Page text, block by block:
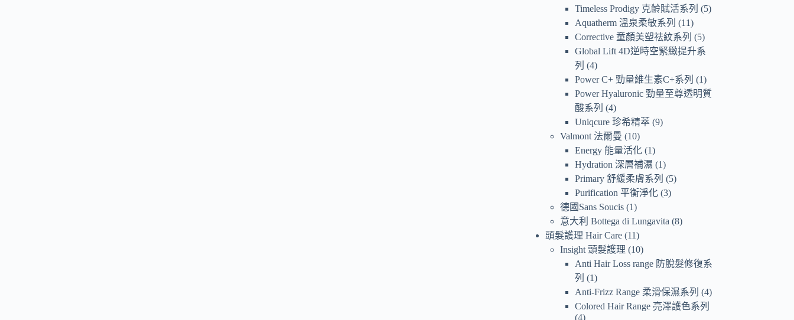
Timeless Prodigy 克齡賦活系列
5
Aquatherm 溫泉柔敏系列
11
Corrective 童顏美塑祛紋系列
5
Global Lift 4D逆時空緊緻提升系
列
4
Power C+ 勁量維生素C+系列
1
Power Hyaluronic 勁量至尊透明質
酸系列
4
Uniqcure 珍希精萃 9
Valmont 法爾曼
10
Energy 能量活化 1
Hydration 深層補濕
1
Primary 舒緩柔膚系列
5
Purification 平衡淨化 3
德國Sans Soucis 1
意大利 Bottega di Lungavita 8
頭髮護理 Hair Care 11
Insight 頭髮護理
10
Anti Hair Loss range 防脫髮修復系
列
1
Anti-Frizz Range 柔滑保濕系列
4
Colored Hair Range 亮澤護色系列
4